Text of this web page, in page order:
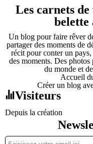
Les carnets de
belette
Un blog pour faire rêver
partager des moments de
récit pour conter un
des moments. Des
du monde et
Accueil
Créer un blog
Visiteurs
Depuis la création